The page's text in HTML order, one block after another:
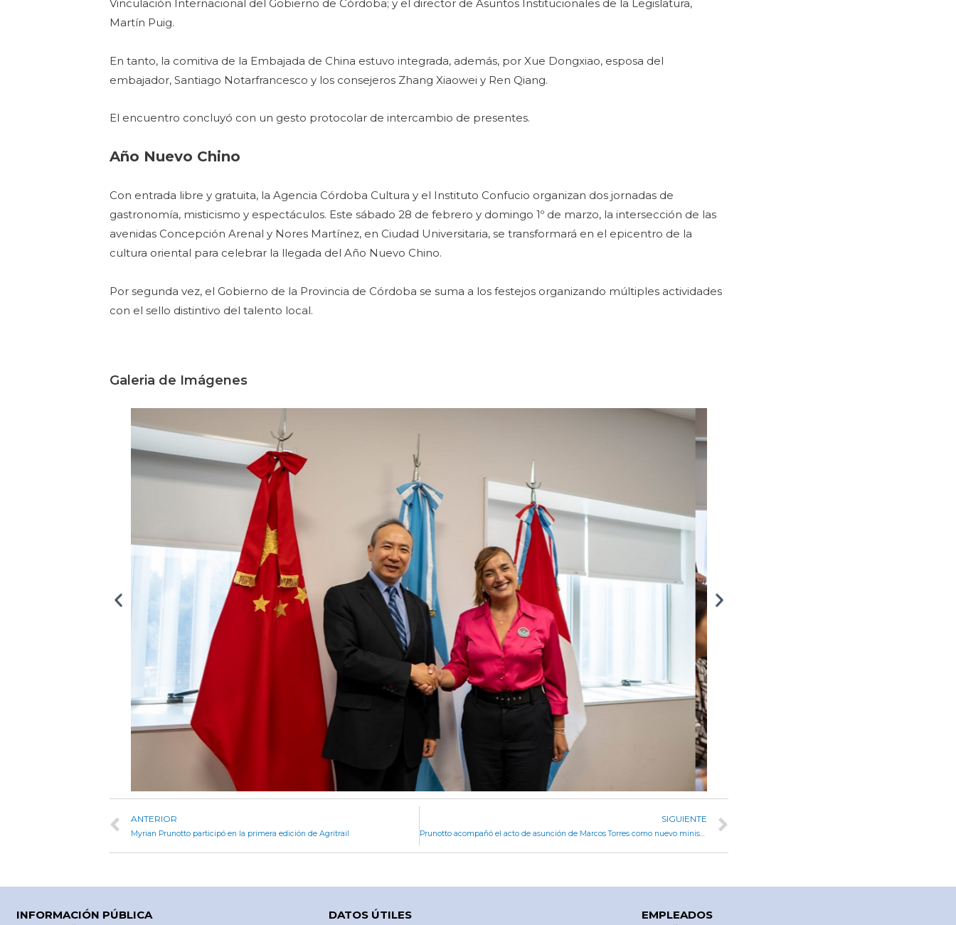
Vinculación Internacional del Gobierno de Córdoba; y el director de Asuntos Institucionales de la Legislatura,
Martín Puig.
En tanto, la comitiva de la Embajada de China estuvo integrada, además, por Xue Dongxiao, esposa del
embajador, Santiago Notarfrancesco y los consejeros Zhang Xiaowei y Ren Qiang.
El encuentro concluyó con un gesto protocolar de intercambio de presentes.
Año Nuevo Chino
Con entrada libre y gratuita, la Agencia Córdoba Cultura y el Instituto Confucio organizan dos jornadas de
gastronomía, misticismo y espectáculos. Este sábado 28 de febrero y domingo 1º de marzo, la intersección de las
avenidas Concepción Arenal y Nores Martínez, en Ciudad Universitaria, se transformará en el epicentro de la
cultura oriental para celebrar la llegada del Año Nuevo Chino.
Por segunda vez, el Gobierno de la Provincia de Córdoba se suma a los festejos organizando múltiples actividades
con el sello distintivo del talento local.
Galeria de Imágenes
ANTERIOR
Myrian Prunotto participó en la primera edición de Agritrail
SIGUIENTE
Prunotto acompañó el acto de asunción de Marcos Torres como nuevo ministro de Desarrollo Social y Promoción del Empleo
INFORMACIÓN PÚBLICA
DATOS ÚTILES
EMPLEADOS